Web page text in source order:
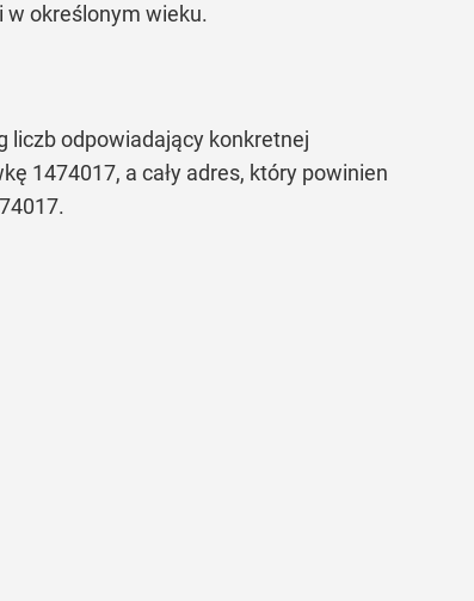
w określonym wieku.
odpowiadający konkretnej
1474017, a cały adres, który powinien